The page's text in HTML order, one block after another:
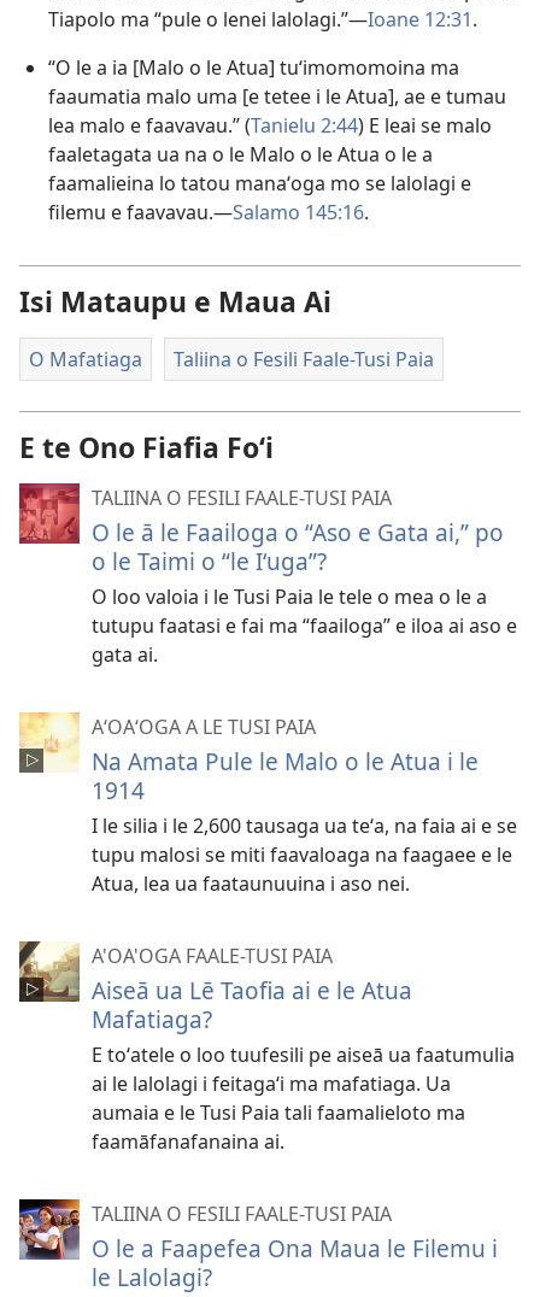
Tiapolo ma “pule o lenei lalolagi.”—Ioane 12:31.
“O le a ia [Malo o le Atua] tuʻimomomoina ma
faaumatia malo uma [e tetee i le Atua], ae e tumau
lea malo e faavavau.” (Tanielu 2:44) E leai se malo
faaletagata ua na o le Malo o le Atua o le a
faamalieina lo tatou manaʻoga mo se lalolagi e
filemu e faavavau.—Salamo 145:16.
Isi Mataupu e Maua Ai
O Mafatiaga Taliina o Fesili Faale-Tusi Paia
E te Ono Fiafia Foʻi
TALIINA O FESILI FAALE-TUSI PAIA
O le ā le Faailoga o “Aso e Gata ai,” po
o le Taimi o “le Iʻuga”?
O loo valoia i le Tusi Paia le tele o mea o le a
tutupu faatasi e fai ma “faailoga” e iloa ai aso e
gata ai.
AʻOAʻOGA A LE TUSI PAIA
Na Amata Pule le Malo o le Atua i le
1914
I le silia i le 2,600 tausaga ua teʻa, na faia ai e se
tupu malosi se miti faavaloaga na faagaee e le
Atua, lea ua faataunuuina i aso nei.
A'OA'OGA FAALE-TUSI PAIA
Aiseā ua Lē Taofia ai e le Atua
Mafatiaga?
E toʻatele o loo tuufesili pe aiseā ua faatumulia
ai le lalolagi i feitagaʻi ma mafatiaga. Ua
aumaia e le Tusi Paia tali faamalieloto ma
faamāfanafanaina ai.
TALIINA O FESILI FAALE-TUSI PAIA
O le a Faapefea Ona Maua le Filemu i
le Lalolagi?